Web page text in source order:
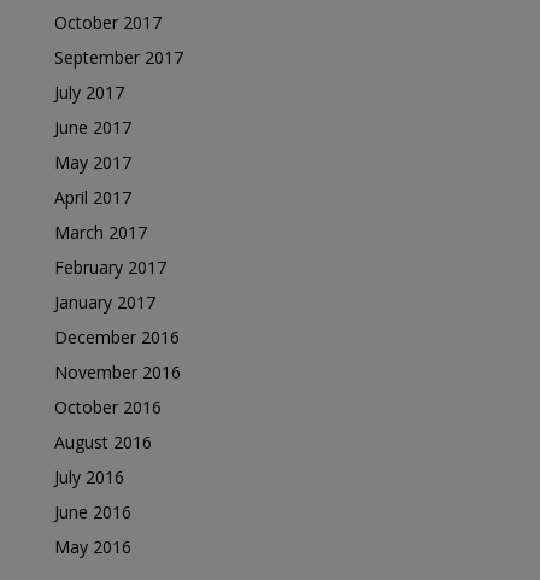
October 2017
September 2017
July 2017
June 2017
May 2017
April 2017
March 2017
February 2017
January 2017
December 2016
November 2016
October 2016
August 2016
July 2016
June 2016
May 2016